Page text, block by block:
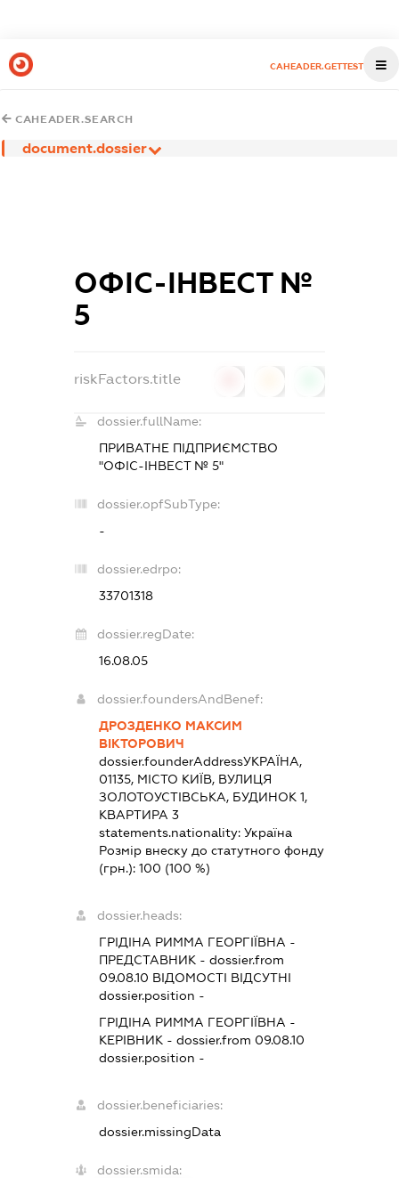
CAHEADER.GETTEST
CAHEADER.SEARCH
document.dossier
ОФІС-ІНВЕСТ №
5
riskFactors.title
dossier.fullName:
ПРИВАТНЕ ПІДПРИЄМСТВО
"ОФІС-ІНВЕСТ № 5"
dossier.opfSubType:
-
dossier.edrpo:
33701318
dossier.regDate:
16.08.05
dossier.foundersAndBenef:
ДРОЗДЕНКО МАКСИМ
ВІКТОРОВИЧ
dossier.founderAddressУКРАЇНА,
01135, МІСТО КИЇВ, ВУЛИЦЯ
ЗОЛОТОУСТІВСЬКА, БУДИНОК 1,
КВАРТИРА 3
statements.nationality:Україна
Розмір внеску до статутного фонду
(грн.):100 (100 %)
dossier.heads:
ГРІДІНА РИММА ГЕОРГІЇВНА -
ПРЕДСТАВНИК - dossier.from
09.08.10 ВІДОМОСТІ ВІДСУТНІ
dossier.position -
ГРІДІНА РИММА ГЕОРГІЇВНА -
КЕРІВНИК - dossier.from 09.08.10
dossier.position -
dossier.beneficiaries:
dossier.missingData
dossier.smida: